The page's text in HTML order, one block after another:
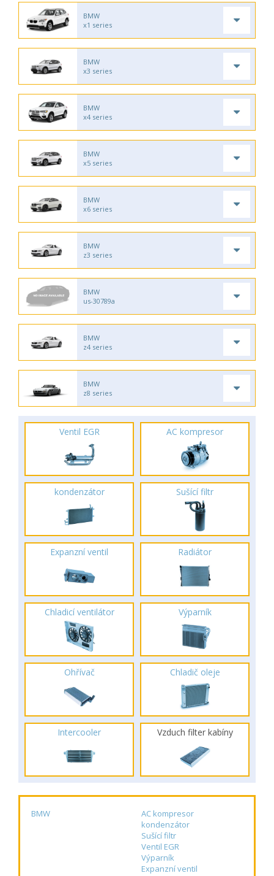
BMW
x1 series
BMW
x3 series
BMW
x4 series
BMW
x5 series
BMW
x6 series
BMW
z3 series
BMW
us-30789a
BMW
z4 series
BMW
z8 series
Ventil EGR AC kompresor
kondenzátor Sušící filtr
Expanzní ventil Radiátor
Chladicí ventilátor Výparník
Ohřívač Chladič oleje
Intercooler Vzduch filter kabíny
BMW
AC kompresor
kondenzátor
Sušící filtr
Ventil EGR
Výparník
Expanzní ventil